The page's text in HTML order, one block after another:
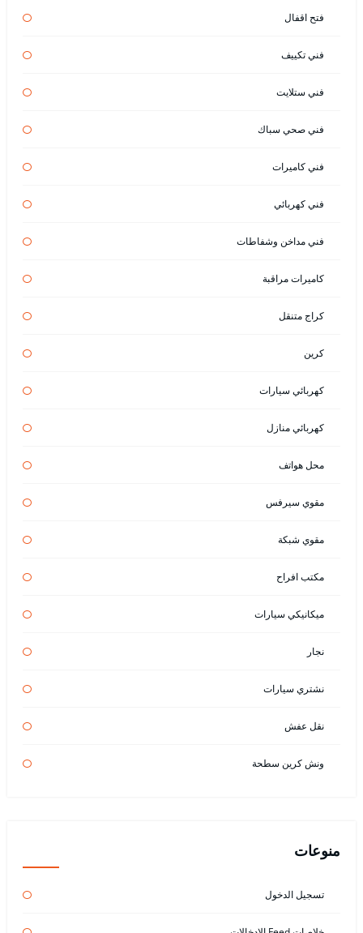
فتح اقفال
فني تكييف
فني ستلايت
فني صحي سباك
فني كاميرات
فني كهربائي
فني مداخن وشفاطات
كاميرات مراقبة
كراج متنقل
كرين
كهربائي سيارات
كهربائي منازل
محل هواتف
مقوي سيرفس
مقوي شبكة
مكتب افراح
ميكانيكي سيارات
نجار
نشتري سيارات
نقل عفش
ونش كرين سطحة
منوعات
تسجيل الدخول